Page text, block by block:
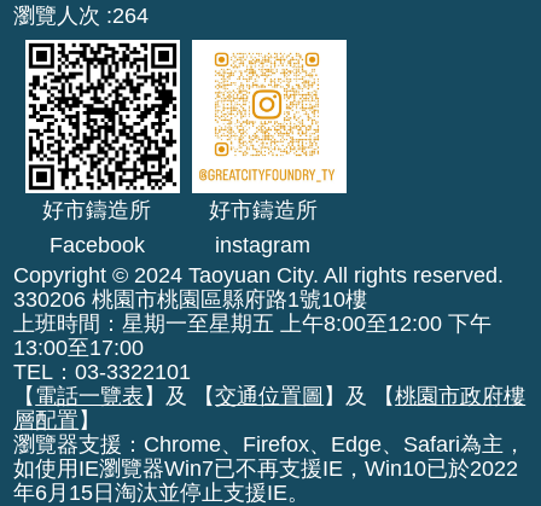
a
m
隱
私
權
政
網
站
安
全
政
策
政
府
瀏覽人次
264
好市鑄造所
Facebook
好市鑄造所
instagram
Copyright © 2024 Taoyuan City. All rights reserved.
330206 桃園市桃園區縣府路1號10樓
上班時間：星期一至星期五 上午8:00至12:00 下午
13:00至17:00
TEL：03-3322101
【 電話一覽表 】及 【交通位置圖 】及 【桃園市政府樓
層配置 】
瀏覽器支援：Chrome、Firefox、Edge、Safari為主，
如使用IE瀏覽器Win7已不再支援IE，Win10已於2022
年6月15日淘汰並停止支援IE。